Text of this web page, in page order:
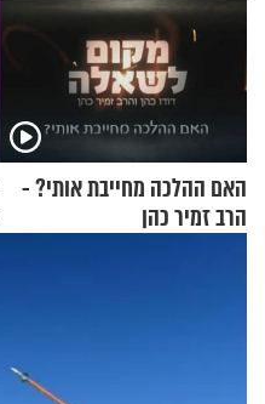
האם ההלכה מחייבת אותי? -
הרב זמיר כהן